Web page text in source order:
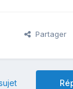
Partager